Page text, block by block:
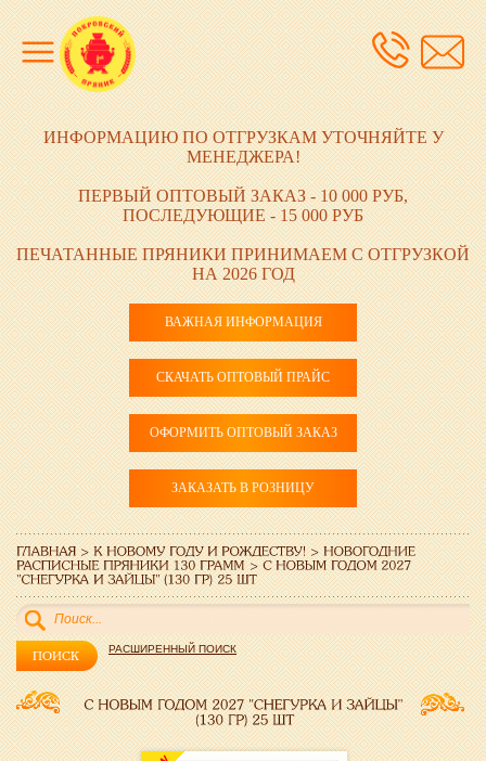
ИНФОРМАЦИЮ ПО ОТГРУЗКАМ УТОЧНЯЙТЕ У
МЕНЕДЖЕРА!
ПЕРВЫЙ ОПТОВЫЙ ЗАКАЗ - 10 000 РУБ,
ПОСЛЕДУЮЩИЕ - 15 000 РУБ
ПЕЧАТАННЫЕ ПРЯНИКИ ПРИНИМАЕМ С ОТГРУЗКОЙ
НА 2026 ГОД
ВАЖНАЯ ИНФОРМАЦИЯ
СКАЧАТЬ ОПТОВЫЙ ПРАЙС
ОФОРМИТЬ ОПТОВЫЙ ЗАКАЗ
ЗАКАЗАТЬ В РОЗНИЦУ
РАСШИРЕННЫЙ ПОИСК